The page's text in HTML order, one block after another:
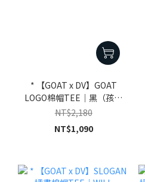
* 【GOAT x DV】GOAT
LOGO棉帽TEE｜黑（孩童
版）
NT$2,180
NT$1,090